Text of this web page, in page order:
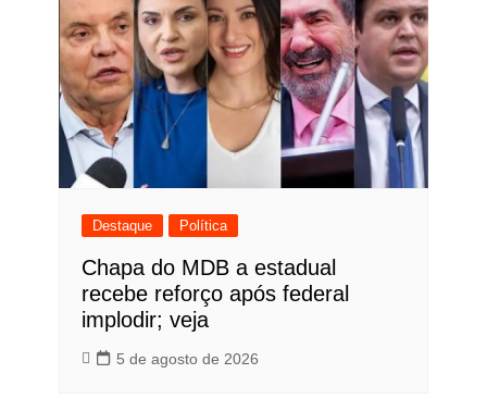
Destaque Política
Chapa do MDB a estadual
recebe reforço após federal
implodir; veja
5 de agosto de 2026